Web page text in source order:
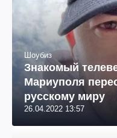
Шоубиз
Знакомый
Мариуполя
русскому миру
26.04.2022 13:57